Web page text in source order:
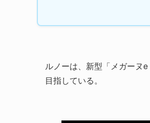
ルノーは、新型「メガーヌ
目指している。